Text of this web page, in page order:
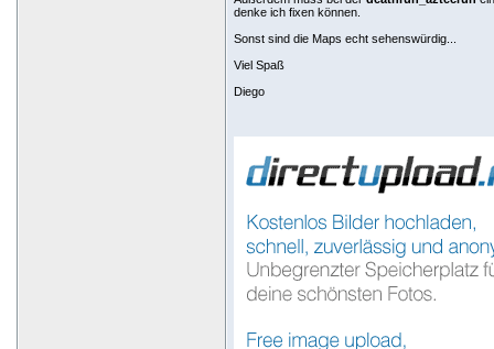
denke ich fixen können.
Sonst sind die Maps echt sehenswürdig...
Viel Spaß
Diego